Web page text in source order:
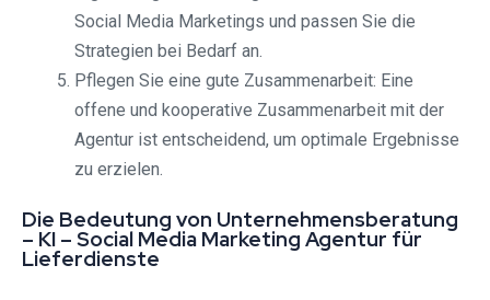
Social Media Marketings und passen Sie die
Strategien bei Bedarf an.
Pflegen Sie eine gute Zusammenarbeit: Eine
offene und kooperative Zusammenarbeit mit der
Agentur ist entscheidend, um optimale Ergebnisse
zu erzielen.
Die Bedeutung von Unternehmensberatung
– KI – Social Media Marketing Agentur für
Lieferdienste